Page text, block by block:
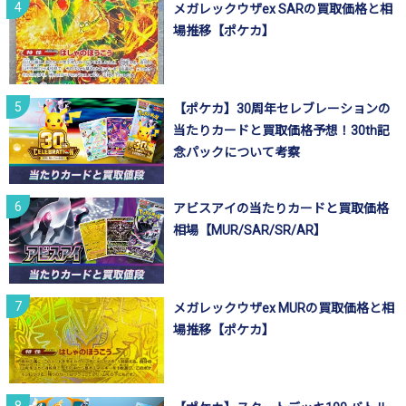
メガレックウザex SARの買取価格と相
場推移【ポケカ】
【ポケカ】30周年セレブレーションの
当たりカードと買取価格予想！30th記
念パックについて考察
アビスアイの当たりカードと買取価格
相場【MUR/SAR/SR/AR】
メガレックウザex MURの買取価格と相
場推移【ポケカ】